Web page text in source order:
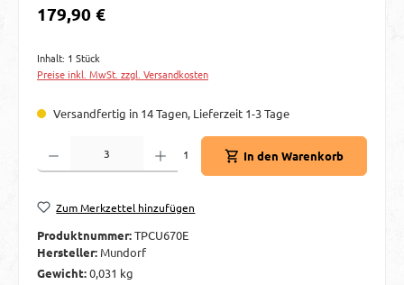
Regulärer Preis:
179,90 €
Inhalt: 1 Stück
Preise inkl. MwSt. zzgl. Versandkosten
Versandfertig in 14 Tagen, Lieferzeit 1-3 Tage
Produkt Anzahl: Gib den gewünschten Wert ein oder benutze die Schaltflächen
1
In den Warenkorb
Zum Merkzettel hinzufügen
Produktnummer:TPCU670E
Hersteller: Mundorf
Gewicht:0,031 kg